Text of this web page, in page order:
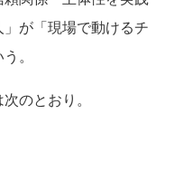
が「現場で動けるチ
。
のとおり。